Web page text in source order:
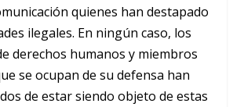
quienes han destapado
ilegales. En ningún caso, los
derechos humanos y miembros
se ocupan de su defensa han
de estar siendo objeto de estas